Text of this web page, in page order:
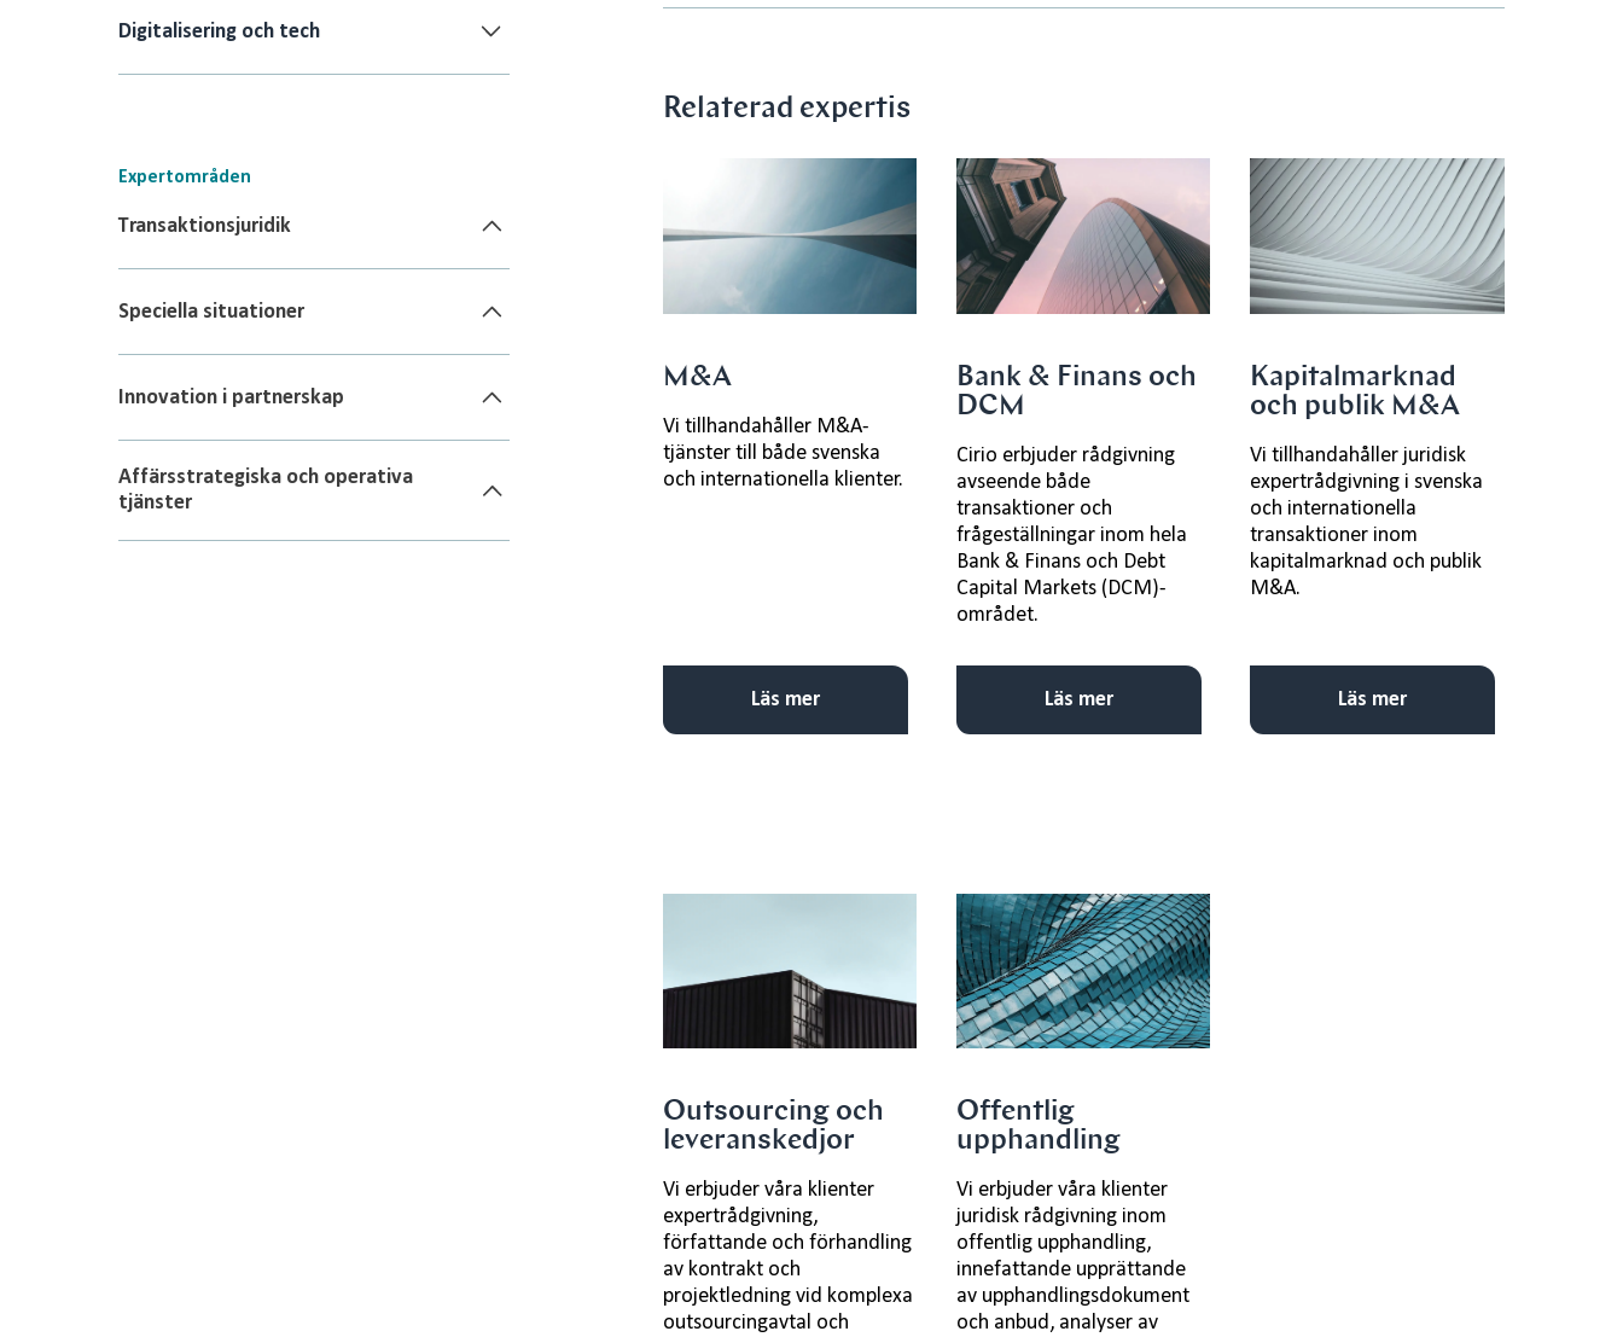
Digitalisering och tech
Expertområden
Transaktionsjuridik
Speciella situationer
Innovation i partnerskap
Affärsstrategiska och operativa
tjänster
Relaterad expertis
M&A
Vi tillhandahåller M&A-
tjänster till både svenska
och internationella klienter.
Läs mer
Bank & Finans och
DCM
Cirio erbjuder rådgivning
avseende både
transaktioner och
frågeställningar inom hela
Bank & Finans och Debt
Capital Markets (DCM)-
området.
Läs mer
Kapitalmarknad
och publik M&A
Vi tillhandahåller juridisk
expertrådgivning i svenska
och internationella
transaktioner inom
kapitalmarknad och publik
M&A.
Läs mer
Outsourcing och
leveranskedjor
Vi erbjuder våra klienter
expertrådgivning,
författande och förhandling
av kontrakt och
projektledning vid komplexa
outsourcingavtal och
Offentlig
upphandling
Vi erbjuder våra klienter
juridisk rådgivning inom
offentlig upphandling,
innefattande upprättande
av upphandlingsdokument
och anbud, analyser av